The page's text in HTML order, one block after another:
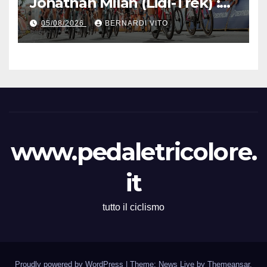
Vince la terza tappa di
seguito e in maglia gialla
all’83° Giro di Polonia
05/08/2026 BERNARDI VITO
www.pedaletricolore.
it
tutto il ciclismo
Proudly powered by WordPress Theme: News Live by Themeansar.